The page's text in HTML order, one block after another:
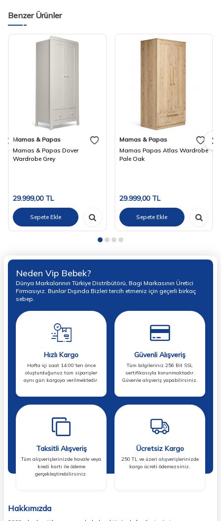
Benzer Ürünler
Mamas & Papas
Mamas & Papas Dover
Wardrobe Grey
29.999,00TL
Sepete Ekle
Mamas & Papas
Mamas Papas Atlas Wardrobe
Pale Oak
29.999,00TL
Sepete Ekle
Neden Vip Bebek?
Dünya Markalarının Türkiye Distribütörü, Bagi Markasının Üretici
Firmasıyız. Bunlar Dışında Bizleri tercih etmeniz için geçerli birkaç
sebep.
Hızlı Kargo
Hafta içi saat 14:00’ten önce
oluşturduğunuz tüm siparişler
aynı gün kargoya verilmektedir.
Güvenli Alışveriş
Tüm bilgileriniz 256 Bit SSL
sertifikasıyla korunmaktadır.
Güvenle alışveriş yapabilirsiniz.
Taksitli Alışveriş
Tüm alışverişlerinizde havale veya
kredi kartı ile ödeme
gerçekleştirebilirsiniz.
Ücretsiz Kargo
250 TL ve üzeri alışverişlerinizde
kargo ücreti ödemezsiniz.
Hakkımızda